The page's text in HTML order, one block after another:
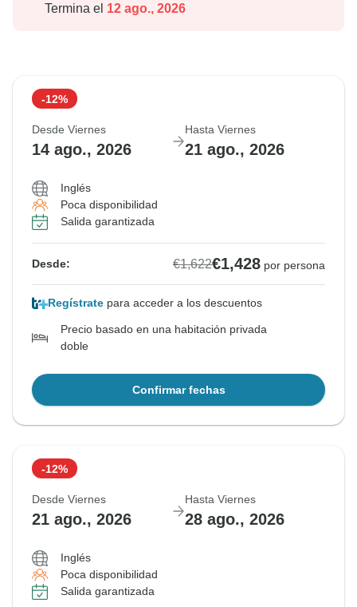
Termina el 12 ago., 2026
-12%
Desde Viernes
14 ago., 2026
Hasta Viernes
21 ago., 2026
Inglés
Poca disponibilidad
Salida garantizada
Desde: €1,622€1,428 por persona
Regístrate para acceder a los descuentos
Precio basado en una habitación privada
doble
Confirmar fechas
-12%
Desde Viernes
21 ago., 2026
Hasta Viernes
28 ago., 2026
Inglés
Poca disponibilidad
Salida garantizada